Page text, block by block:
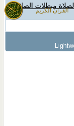
القران الكريم
مبطلات الصلاة